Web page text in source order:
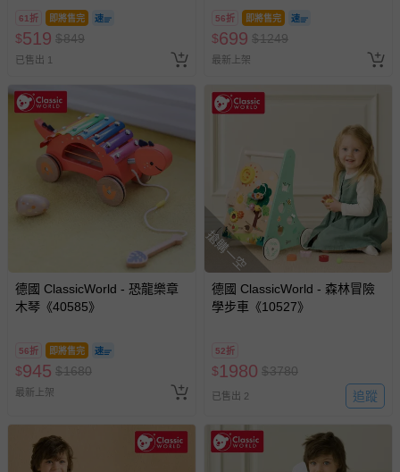
61折 即將售完
$519 $849
已售出 1
56折 即將售完
$699 $1249
最新上架
德國 ClassicWorld - 恐龍樂章
木琴《40585》
56折 即將售完
$945 $1680
最新上架
搶購一空
德國 ClassicWorld - 森林冒險
學步車《10527》
52折
$1980 $3780
已售出 2 追蹤